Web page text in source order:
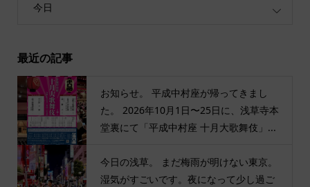
今日
最近の記事
お知らせ。 平成中村座が帰ってきまし
た。 2026年10月1日〜25日に、浅草寺本
堂裏にて「平成中村座 十月大歌舞伎」...
今日の浅草。 まだ梅雨が明けない東京。
湿気がすごいです。夜になって少し過ご